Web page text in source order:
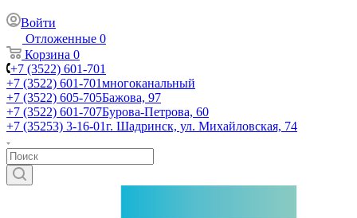
Войти
Отложенные 0
Корзина 0
+7 (3522) 601-701
+7 (3522) 601-701многоканальный
+7 (3522) 605-705Бажова, 97
+7 (3522) 601-707Бурова-Петрова, 60
+7 (35253) 3-16-01г. Шадринск, ул. Михайловская, 74